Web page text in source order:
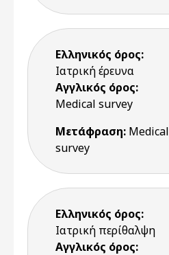
Ελληνικός όρος:
Ιατρική έρευνα
Αγγλικός όρος:
Medical survey
Μετάφραση: Medical
survey
Ελληνικός όρος:
Ιατρική περίθαλψη
Αγγλικός όρος: